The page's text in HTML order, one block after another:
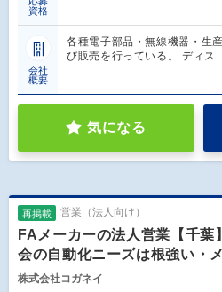
資格
会社
概要
各種電子部品・無線機器・生
び販売を行っている。 ディス…
気になる
再掲載 営業（法人向け）
FAメーカーの法人営業【千葉
会の自動化ニーズは根強い・
株式会社コガネイ